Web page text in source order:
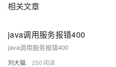
相关文章
java调用服务报错400
java调用服务报错400
刘大猫. 250